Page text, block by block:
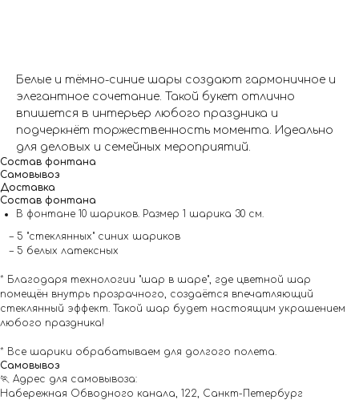
Белые и тёмно-синие шары создают гармоничное и
элегантное сочетание. Такой букет отлично
впишется в интерьер любого праздника и
подчеркнёт торжественность момента. Идеально
для деловых и семейных мероприятий.
Состав фонтана
Самовывоз
Доставка
Состав фонтана
В фонтане 10 шариков. Размер 1 шарика 30 см.
– 5 "стеклянных" синих шариков
– 5 белых латексных
* Благодаря технологии "шар в шаре", где цветной шар
помещён внутрь прозрачного, создаётся впечатляющий
стеклянный эффект. Такой шар будет настоящим украшением
любого праздника!
* Все шарики обрабатываем для долгого полета.
Самовывоз
🏃 Адрес для самовывоза:
Набережная Обводного канала, 122, Санкт-Петербург